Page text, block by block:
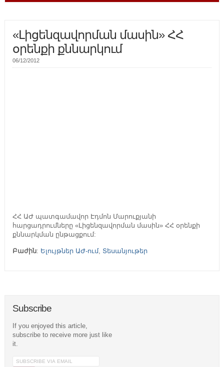
«Լիցենզավորման մասին» ՀՀ
օրենքի քննարկում
06/12/2012
ՀՀ ԱԺ պատգամավոր Էդմոն Մարուքյանի
հարցադրումները «Լիցենզավորման մասին» ՀՀ օրենքի
քննարկման ընթացքում:
Բաժին: Ելույթներ ԱԺ-ում, Տեսանյութեր
Subscribe
If you enjoyed this article,
subscribe to receive more just like
it.